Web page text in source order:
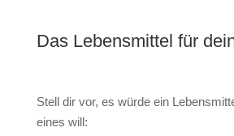
Das Lebensmittel für
Stell dir vor, es würde ein
eines will: